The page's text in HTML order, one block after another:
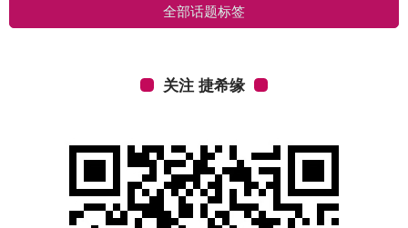
全部话题标签
关注 捷希缘